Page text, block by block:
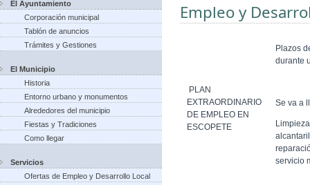
El Ayuntamiento
Corporación municipal
Tablón de anuncios
Trámites y Gestiones
El Municipio
Historia
Entorno urbano y monumentos
Alrededores del municipio
Fiestas y Tradiciones
Como llegar
Servicios
Ofertas de Empleo y Desarrollo Local
Empleo y
PLAN
EXTRAORDINARIO
DE EMPLEO EN
ESCOPETE
Plazos
durante
Se va a
servicio